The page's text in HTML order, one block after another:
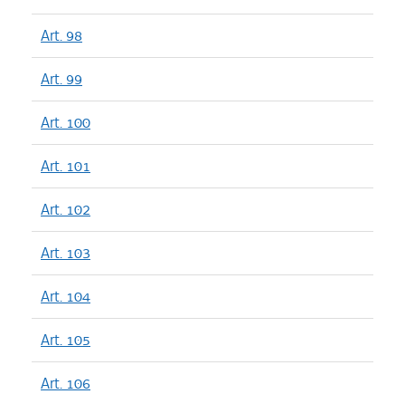
Art. 98
Art. 99
Art. 100
Art. 101
Art. 102
Art. 103
Art. 104
Art. 105
Art. 106